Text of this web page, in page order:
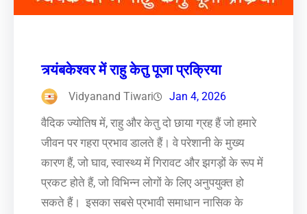
त्र्यंबकेश्वर में राहु केतु पूजा प्रक्रिया
Vidyanand Tiwari Jan 4, 2026
वैदिक ज्योतिष में, राहु और केतु दो छाया ग्रह हैं जो हमारे
जीवन पर गहरा प्रभाव डालते हैं। वे परेशानी के मुख्य
कारण हैं, जो घाव, स्वास्थ्य में गिरावट और झगड़ों के रूप में
प्रकट होते हैं, जो विभिन्न लोगों के लिए अनुपयुक्त हो
सकते हैं। इसका सबसे प्रभावी समाधान नासिक के